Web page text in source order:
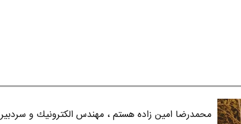
محمدرضا امين زاده هستم ، مهندس الكترونيك و سردبير